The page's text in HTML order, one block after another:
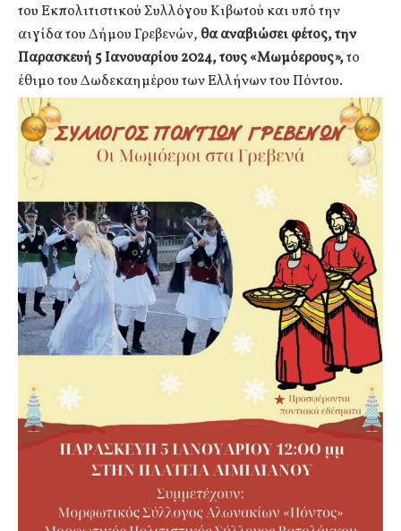
του Εκπολιτιστικού Συλλόγου Κιβωτού και υπό την
αιγίδα του Δήμου Γρεβενών, θα αναβιώσει φέτος, την
Παρασκευή 5 Ιανουαρίου 2024, τους «Μωμόερους»,το
έθιμο του Δωδεκαημέρου των Ελλήνων του Πόντου.